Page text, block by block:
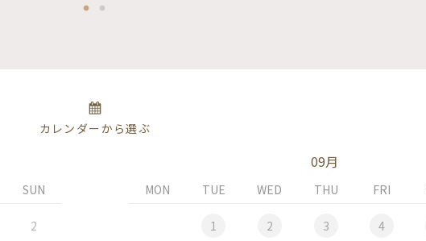
カレンダーから選ぶ
SUN
2
09月
MON TUE WED THU FRI
1 2 3 4